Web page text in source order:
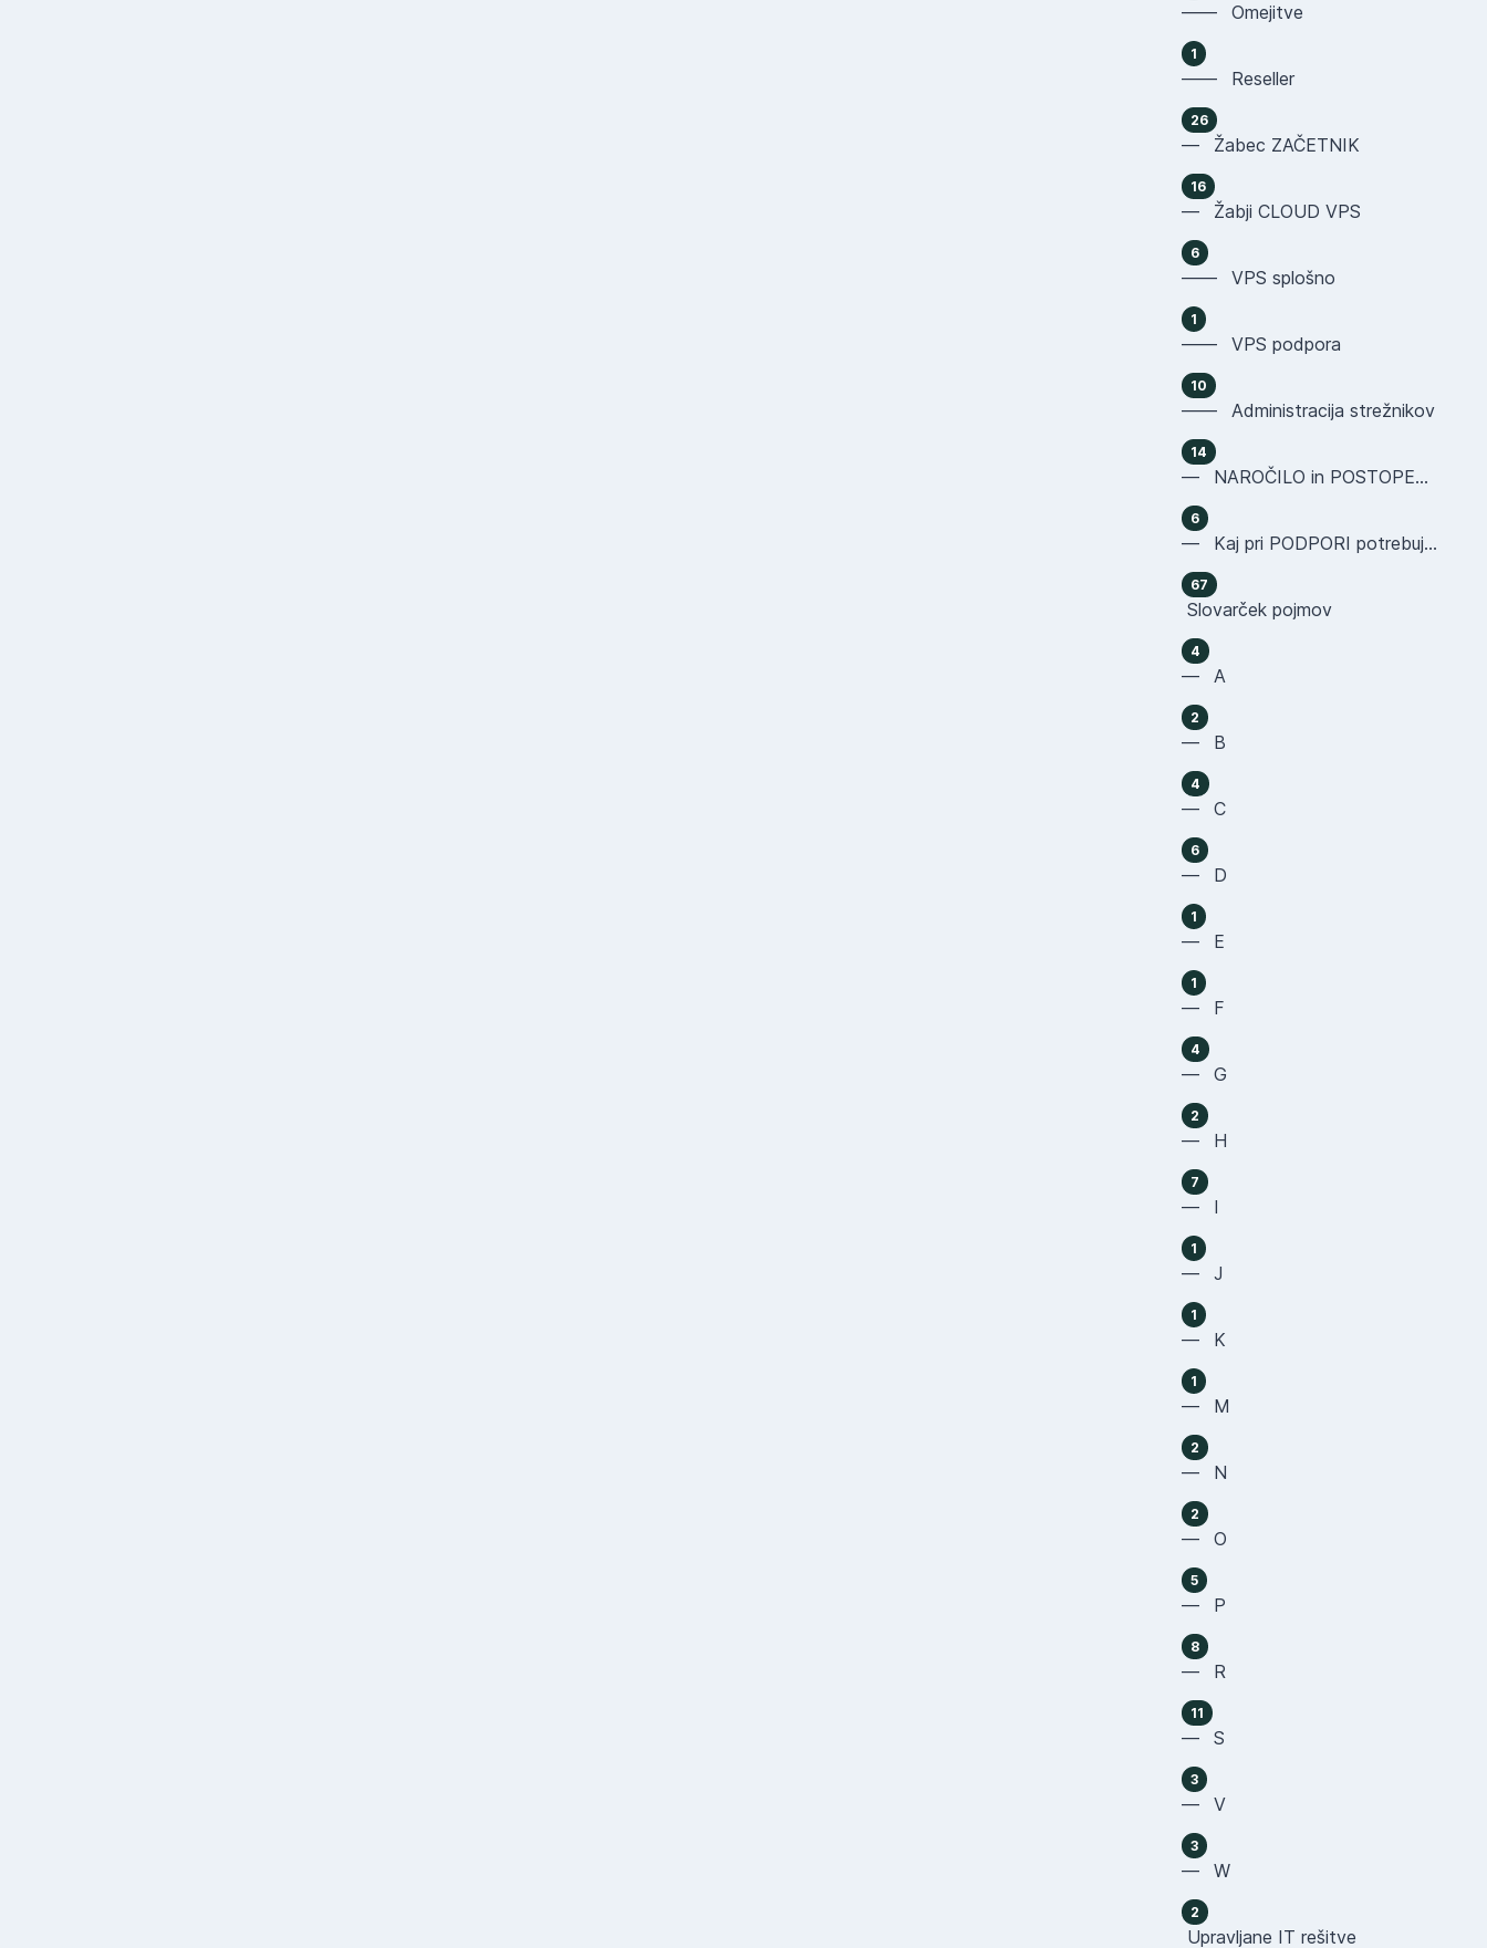
—— Omejitve
1
—— Reseller
26
— Žabec ZAČETNIK
16
— Žabji CLOUD VPS
6
—— VPS splošno
1
—— VPS podpora
10
—— Administracija strežnikov
14
— NAROČILO in POSTOPEK NAKUPA
6
— Kaj pri PODPORI potrebujemo OD VAS
67
Slovarček pojmov
4
— A
2
— B
4
— C
6
— D
1
— E
1
— F
4
— G
2
— H
7
— I
1
— J
1
— K
1
— M
2
— N
2
— O
5
— P
8
— R
11
— S
3
— V
3
— W
2
Upravljane IT rešitve